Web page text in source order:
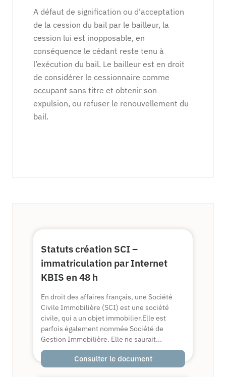
A défaut de signification ou d’acceptation
de la cession du bail par le bailleur, la
cession lui est inopposable, en
conséquence le cédant reste tenu à
l’exécution du bail. Le bailleur est en droit
de considérer le cessionnaire comme
occupant sans titre et obtenir son
expulsion, ou refuser le renouvellement du
bail.
Statuts création SCI –
immatriculation par Internet
KBIS en 48 h
En droit des affaires français, une Société
Civile Immobilière (SCI) est une société
civile, qui a un objet immobilier.Elle est
parfois également nommée Société de
Gestion Immobilière. Elle ne saurait...
Consulter le document